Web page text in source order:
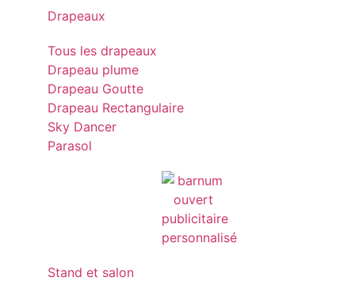
Drapeaux
Tous les drapeaux
Drapeau plume
Drapeau Goutte
Drapeau Rectangulaire
Sky Dancer
Parasol
Stand et salon